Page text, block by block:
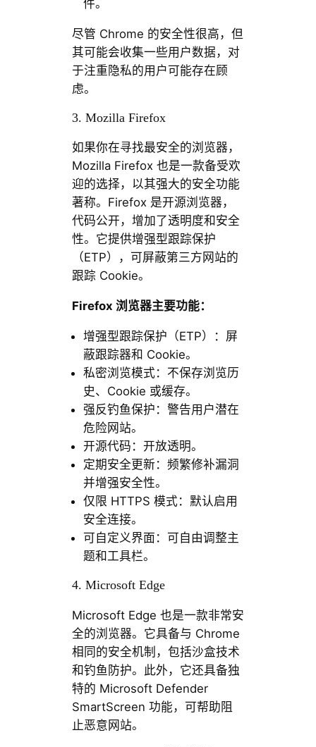
件。
尽管 Chrome 的安全性很高，但
其可能会收集一些用户数据，对
于注重隐私的用户可能存在顾
虑。
3. Mozilla Firefox
如果你在寻找最安全的浏览器，
Mozilla Firefox 也是一款备受欢
迎的选择，以其强大的安全功能
著称。Firefox 是开源浏览器，
代码公开，增加了透明度和安全
性。它提供增强型跟踪保护
（ETP），可屏蔽第三方网站的
跟踪 Cookie。
Firefox 浏览器主要功能：
增强型跟踪保护（ETP）：屏
蔽跟踪器和 Cookie。
私密浏览模式：不保存浏览历
史、Cookie 或缓存。
强反钓鱼保护：警告用户潜在
危险网站。
开源代码：开放透明。
定期安全更新：频繁修补漏洞
并增强安全性。
仅限 HTTPS 模式：默认启用
安全连接。
可自定义界面：可自由调整主
题和工具栏。
4. Microsoft Edge
Microsoft Edge 也是一款非常安
全的浏览器。它具备与 Chrome
相同的安全机制，包括沙盒技术
和钓鱼防护。此外，它还具备独
特的 Microsoft Defender
SmartScreen 功能，可帮助阻
止恶意网站。